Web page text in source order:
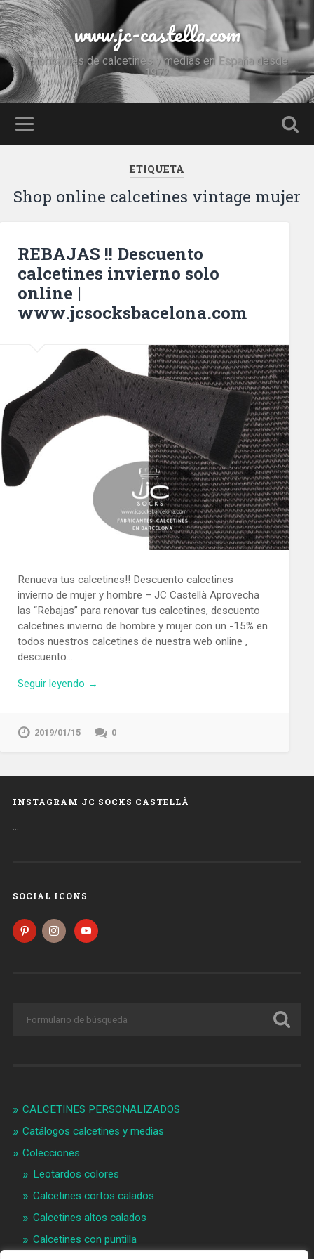
www.jc-castella.com
Fabricantes de calcetines y medias en España desde
1972
ETIQUETA
Shop online calcetines vintage mujer
REBAJAS !! Descuento
calcetines invierno solo
online |
www.jcsocksbacelona.com
Renueva tus calcetines!! Descuento calcetines
invierno de mujer y hombre – JC Castellà Aprovecha
las “Rebajas” para renovar tus calcetines, descuento
calcetines invierno de hombre y mujer con un -15% en
todos nuestros calcetines de nuestra web online ,
descuento…
Seguir leyendo →
2019/01/15 0
INSTAGRAM JC SOCKS CASTELLÀ
…
SOCIAL ICONS
CALCETINES PERSONALIZADOS
Catálogos calcetines y medias
Colecciones
Leotardos colores
Calcetines cortos calados
Calcetines altos calados
Calcetines con puntilla